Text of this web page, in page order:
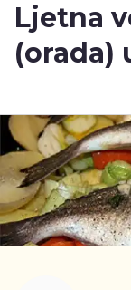
Ljetna
(orada)